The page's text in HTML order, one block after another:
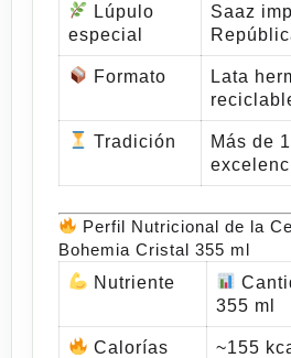
Lúpulo
especial
Saaz
Formato
Lata
Tradición
Más de
Perfil Nutricional de la
Bohemia Cristal 355 ml
Nutriente
355 ml
Calorías ~155